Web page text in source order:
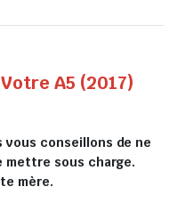
A5 (2017)
vous conseillons de ne
mettre sous charge.
mère.